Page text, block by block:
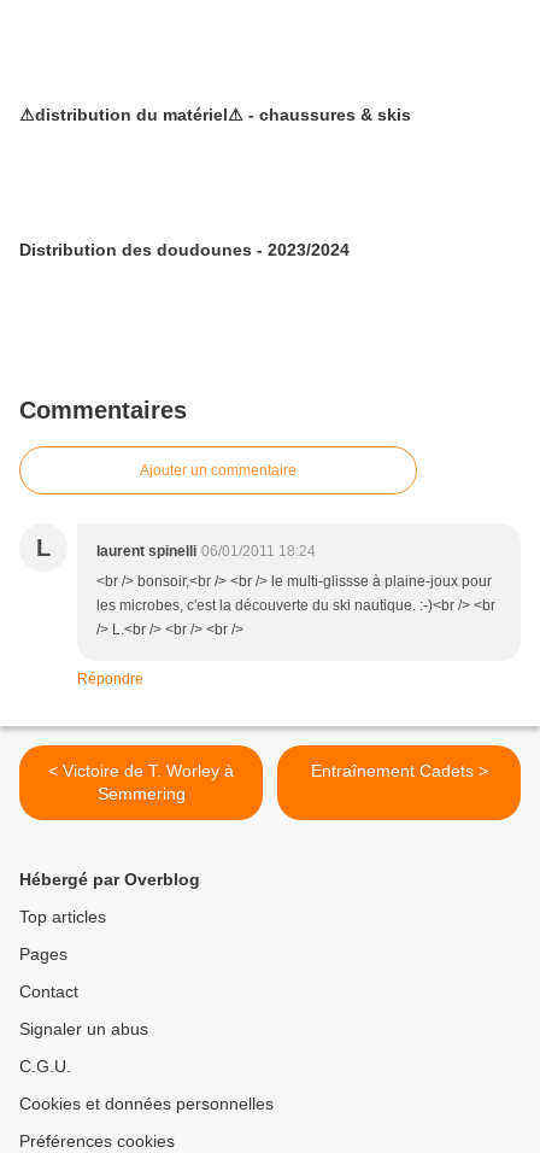
⚠distribution du matériel⚠ - chaussures & skis
Distribution des doudounes - 2023/2024
Commentaires
Ajouter un commentaire
L laurent spinelli 06/01/2011 18:24
<br /> bonsoir,<br /> <br /> le multi-glissse à plaine-joux pour
les microbes, c'est la découverte du ski nautique. :-)<br /> <br
/> L.<br /> <br /> <br />
Répondre
< Victoire de T. Worley à
Semmering
Entraînement Cadets >
Hébergé par Overblog
Top articles
Pages
Contact
Signaler un abus
C.G.U.
Cookies et données personnelles
Préférences cookies